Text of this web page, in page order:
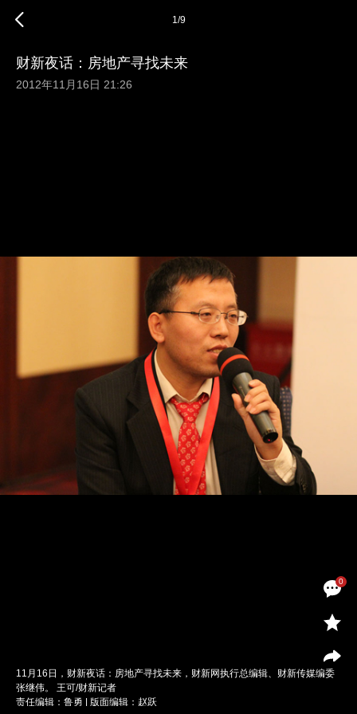
0
1/9
财新夜话：房地产寻找未来
2012年11月16日 21:26
11月16日，财新夜话：房地产寻找未来，财新网执行总编辑、财新传媒编委
张继伟。 王可/财新记者
责任编辑：鲁勇 | 版面编辑：赵跃